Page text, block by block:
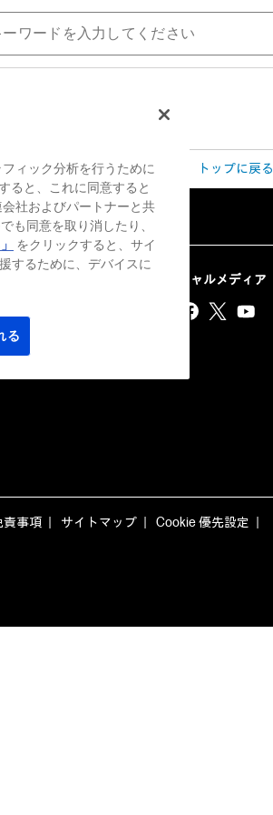
トップに戻る
トナープログラム
ソーシャルメディア
責事項 サイトマップ
Cookie 優先設定
ィック分析を行うために
ると、これに同意すると
社およびパートナーと共
も同意を取り消したり、
をクリックすると、サイ
するために、デバイスに
る